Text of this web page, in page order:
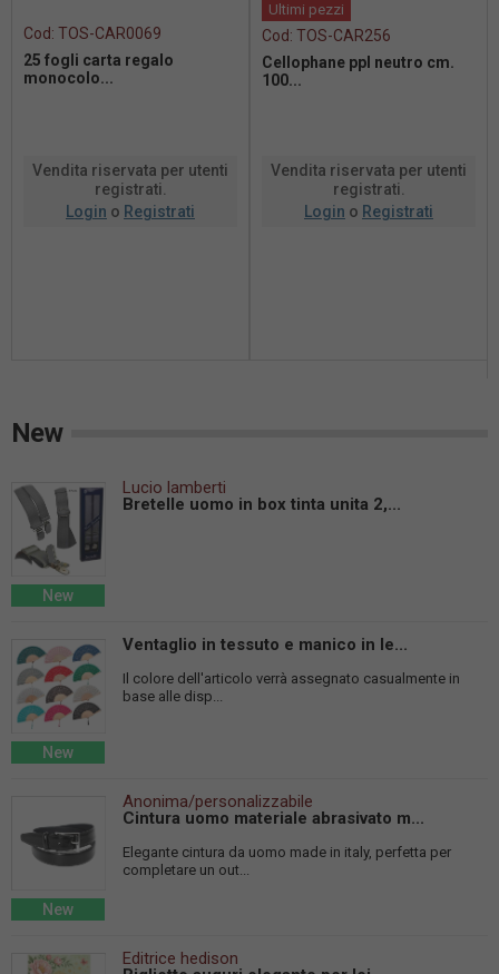
Cod: TOS-CAR0069
25 fogli carta regalo
monocolo...
Vendita riservata per utenti
registrati.
Login o Registrati
Ultimi pezzi
Cod: TOS-CAR256
Cellophane ppl neutro cm.
100...
Vendita riservata per utenti
registrati.
Login o Registrati
New
New
Lucio lamberti
Bretelle uomo in box tinta unita 2,...
New
Ventaglio in tessuto e manico in le...
Il colore dell'articolo verrà assegnato casualmente in
base alle disp...
New
Anonima/personalizzabile
Cintura uomo materiale abrasivato m...
Elegante cintura da uomo made in italy, perfetta per
completare un out...
Editrice hedison